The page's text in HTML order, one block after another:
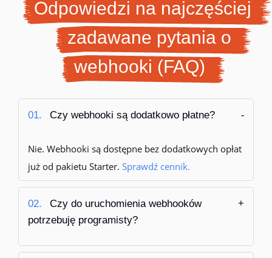
Odpowiedzi na najczęściej
zadawane pytania o
webhooki (FAQ)
01. Czy webhooki są dodatkowo płatne?
Nie. Webhooki są dostępne bez dodatkowych opłat
już od pakietu Starter. Sprawdź cennik.
02.
Czy do uruchomienia webhooków
potrzebuję programisty?